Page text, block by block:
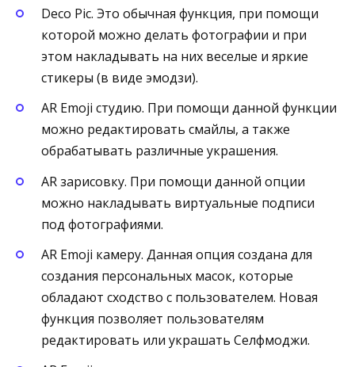
Deco Pic. Это обычная функция, при помощи
которой можно делать фотографии и при
этом накладывать на них веселые и яркие
стикеры (в виде эмодзи).
AR Emoji студию. При помощи данной функции
можно редактировать смайлы, а также
обрабатывать различные украшения.
AR зарисовку. При помощи данной опции
можно накладывать виртуальные подписи
под фотографиями.
AR Emoji камеру. Данная опция создана для
создания персональных масок, которые
обладают сходство с пользователем. Новая
функция позволяет пользователям
редактировать или украшать Селфмоджи.